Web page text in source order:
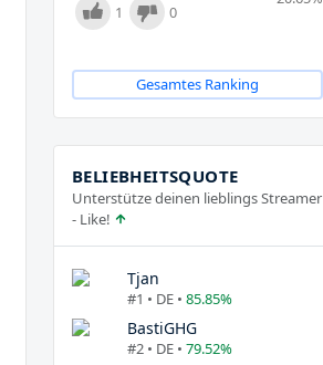
1 0
Gesamtes Ranking
BELIEBHEITSQUOTE
Unterstütze deinen lieblings Streamer
- Like!
Tjan
#1 • DE • 85.85%
BastiGHG
#2 • DE • 79.52%